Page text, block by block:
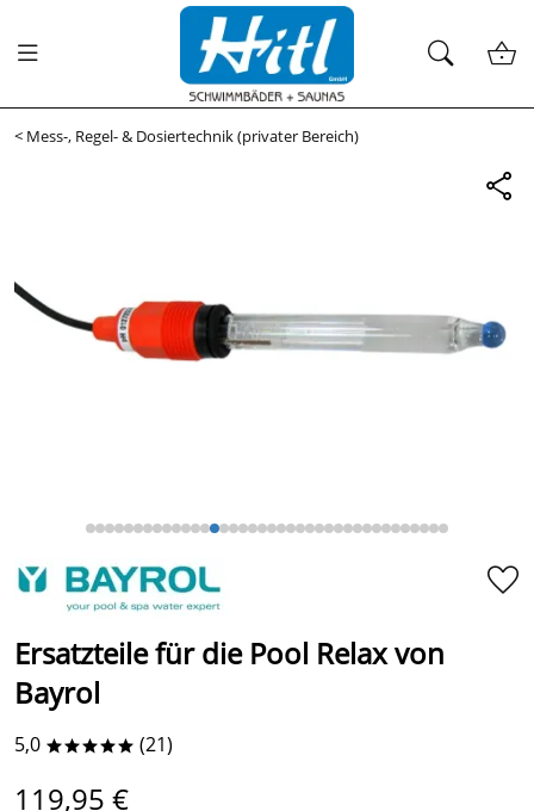
< Mess-, Regel- & Dosiertechnik (privater Bereich)
Ersatzteile für die Pool Relax von
Bayrol
5,0 ***** (21)
119,95 €